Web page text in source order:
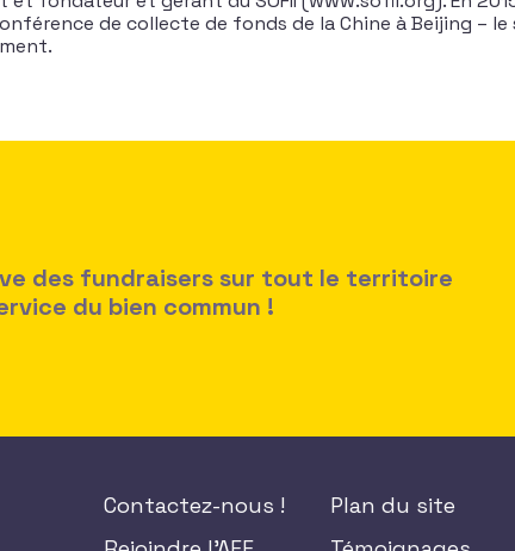
de collecte de fonds de la Chine à Beijing – le
des fundraisers sur tout le territoire
du bien commun !
Contactez-nous !
Plan du site